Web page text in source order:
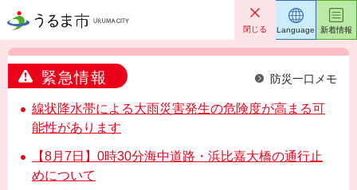
うるま市 閉じる
緊急情報 防災一口メモ
線状降水帯による大雨災害発生の危険度が高まる可
能性があります
【8月7日】0時30分海中道路・浜比嘉大橋の通行止
めについて
Language 新着情報